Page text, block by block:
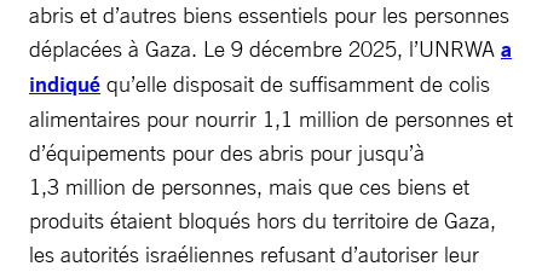
abris et d’autres biens essentiels pour les personnes
déplacées à Gaza. Le 9 décembre 2025, l’UNRWA a
indiqué qu’elle disposait de suffisamment de colis
alimentaires pour nourrir 1,1 million de personnes et
d’équipements pour des abris pour jusqu’à
1,3 million de personnes, mais que ces biens et
produits étaient bloqués hors du territoire de Gaza,
les autorités israéliennes refusant d’autoriser leur